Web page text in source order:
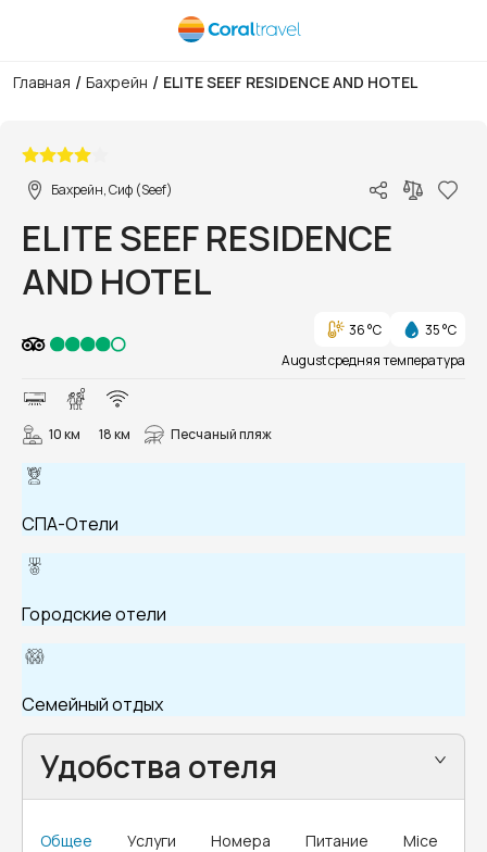
Главная / Бахрейн / ELITE SEEF RESIDENCE AND HOTEL
Бахрейн, Сиф (Seef)
ELITE SEEF RESIDENCE
AND HOTEL
36 °C
35 °C
August средняя температура
10 км 18 км Песчаный пляж
СПА-Отели
Городские отели
Семейный отдых
Удобства отеля
Общее Услуги Номера Питание Mice